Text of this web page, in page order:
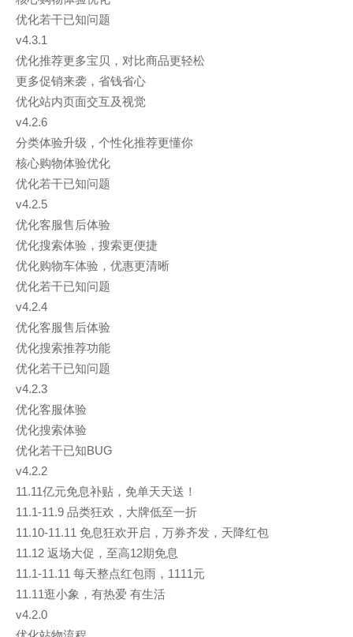
优化若干已知问题
v4.3.1
优化推荐更多宝贝，对比商品更轻松
更多促销来袭，省钱省心
优化站内页面交互及视觉
v4.2.6
分类体验升级，个性化推荐更懂你
核心购物体验优化
优化若干已知问题
v4.2.5
优化客服售后体验
优化搜索体验，搜索更便捷
优化购物车体验，优惠更清晰
优化若干已知问题
v4.2.4
优化客服售后体验
优化搜索推荐功能
优化若干已知问题
v4.2.3
优化客服体验
优化搜索体验
优化若干已知BUG
v4.2.2
11.11亿元免息补贴，免单天天送！
11.1-11.9 品类狂欢，大牌低至一折
11.10-11.11 免息狂欢开启，万券齐发，天降红包
11.12 返场大促，至高12期免息
11.1-11.11 每天整点红包雨，1111元
11.11逛小象，有热爱 有生活
v4.2.0